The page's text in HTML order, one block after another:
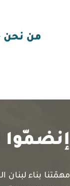
من نحن
إنضمّوا
مهمّتنا بناء لبنان